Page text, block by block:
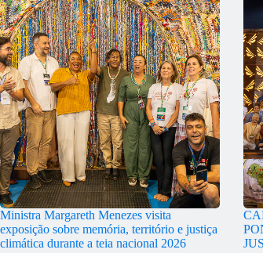
Ministra Margareth Menezes visita
exposição sobre memória, território e justiça
climática durante a teia nacional 2026